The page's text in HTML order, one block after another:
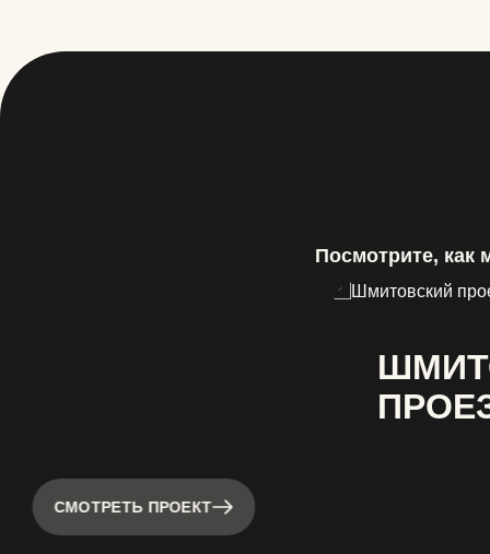
Посмотрите, как
СМОТРЕТЬ ПРОЕКТ